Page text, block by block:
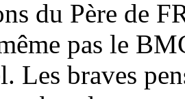
du Père de
pas le
Les braves